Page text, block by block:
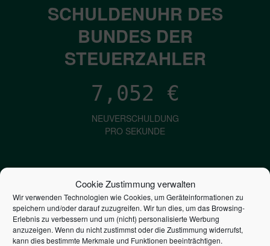
Cookie Zustimmung verwalten
Wir verwenden Technologien wie Cookies, um Geräteinformationen zu
speichern und/oder darauf zuzugreifen. Wir tun dies, um das Browsing-
Erlebnis zu verbessern und um (nicht) personalisierte Werbung
anzuzeigen. Wenn du nicht zustimmst oder die Zustimmung widerrufst,
kann dies bestimmte Merkmale und Funktionen beeinträchtigen.
SCHULDENUHR DES
BUNDES DER
STEUERZAHLER
7,052 €
NEUVERSCHULDUNG
PRO SEKUNDE
1,601€
ZINSEN
PRO SEKUNDE